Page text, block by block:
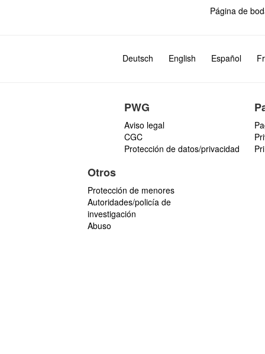
Página de
Deutsch English Español
PWG
Aviso legal
CGC
Protección de datos/privacidad
Otros
Protección de menores
Autoridades/policía de
investigación
Abuso